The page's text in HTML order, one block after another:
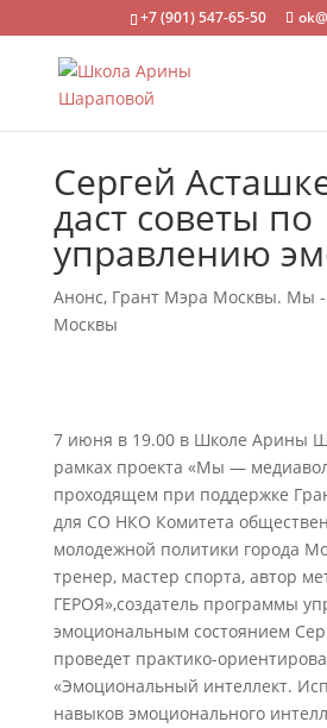
+7 (901) 547-65-50
Сергей
даст советы по
управлению
Анонс, Грант Мэра Москвы. Мы
Москвы
7 июня в 19.00 в Школе Арины
рамках проекта «Мы —
проходящем при поддержке
для СО НКО Комитета
молодежной политики города
тренер, мастер спорта, автор
ГЕРОЯ»,создатель программы
эмоциональным состоянием
проведет практико-
«Эмоциональный интеллект.
навыков эмоционального